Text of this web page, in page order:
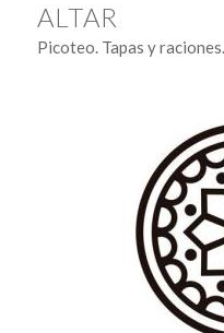
ALTAR
Picoteo. Tapas y raciones.